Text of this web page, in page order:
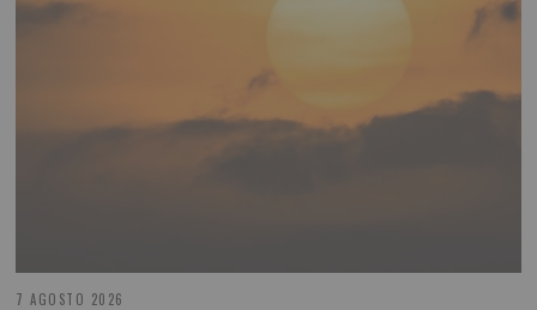
7 AGOSTO 2026